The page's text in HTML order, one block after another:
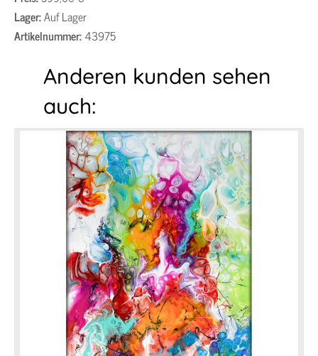
Lager:Auf Lager
Artikelnummer:43975
Anderen kunden sehen
auch: